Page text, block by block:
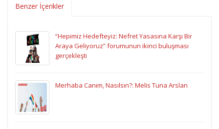
Benzer İçerikler
“Hepimiz Hedefteyiz: Nefret Yasasına Karşı Bir
Araya Geliyoruz” forumunun ikinci buluşması
gerçekleşti
Merhaba Canım, Nasılsın?: Melis Tuna Arslan